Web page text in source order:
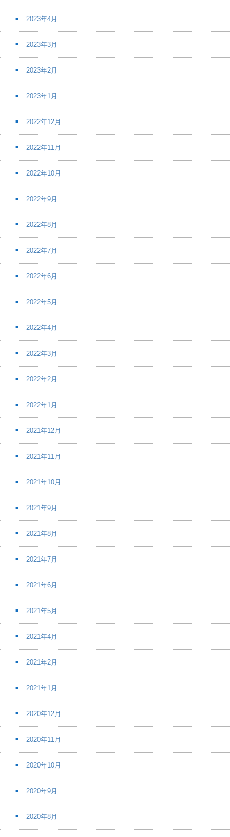
2023年4月
2023年3月
2023年2月
2023年1月
2022年12月
2022年11月
2022年10月
2022年9月
2022年8月
2022年7月
2022年6月
2022年5月
2022年4月
2022年3月
2022年2月
2022年1月
2021年12月
2021年11月
2021年10月
2021年9月
2021年8月
2021年7月
2021年6月
2021年5月
2021年4月
2021年2月
2021年1月
2020年12月
2020年11月
2020年10月
2020年9月
2020年8月